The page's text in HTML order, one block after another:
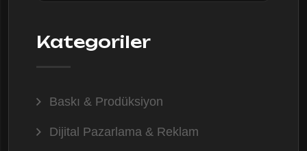
Kategoriler
Baskı & Prodüksiyon
Dijital Pazarlama & Reklam